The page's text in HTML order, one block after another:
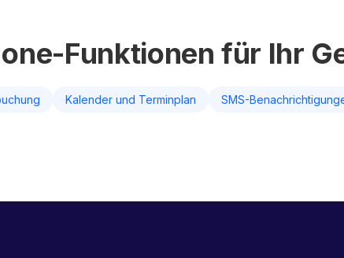
Funktionen für Ihr
Kalender und Terminplan SMS-